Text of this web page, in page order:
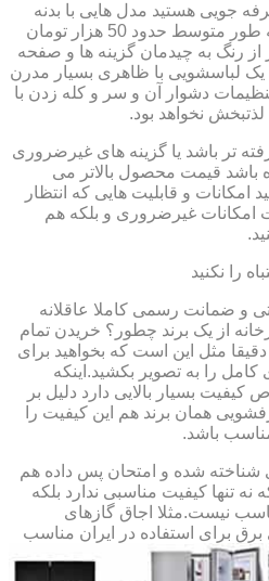
جویی هستید مدل هایی با بدنه
سفید رنگ را انتخاب کنید که به طور متوسط حدود 50 هزار تومان
از رنگ به چیدمان گزینه ها و صفحه
یک لباسشویی با ظاهری بسیار مدرن
دشوار آن و سر و کله زدن با
نخواهد بود.
تر باشد یا گزینه های غیرضروری
قیمت محصول بالاتر می
و قابلیت هایی که انتظار
امکانات غیرضروری و بلکه هم
را نکنید
و ضمانت رسمی کاملا عاقلانه
از یک برند چطور؟ خریدن تمام
دقیقا مثل این است که بخواهید برای
کامل را به تصویر بکشید.اینکه
بسیار بالایی دارد دلیل بر
همان برند هم این کیفیت را
باشد.
شناخته شده و امتحان پس داده هم
تنها کیفیت مناسبی ندارد بلکه
نیست.مثلا اجاق گازهای
برای استفاده در ایران مناسب